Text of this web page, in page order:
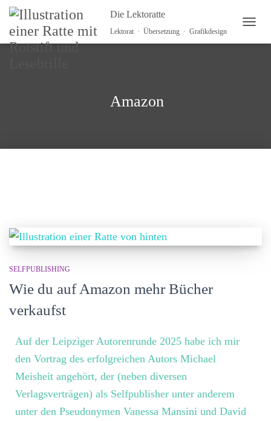
Die Lektoratte
Lektorat · Übersetzung · Grafikdesign
Amazon
SELFPUBLISHING
Wie du auf Amazon mehr Bücher
verkaufst
Auf der Leipziger Autorenrunde 2025 habe ich mir
den Vortrag des erfolgreichen Autors Michael
Meisheit angehört, der (neben diversen
Verlagsverträgen) als Selfpublisher unter anderem
unter den Pseudonymen Vanessa Mansini und David